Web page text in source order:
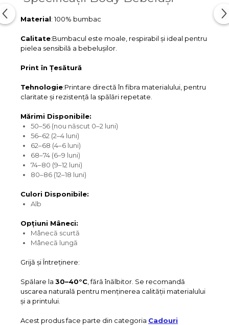
Material: 100% bumbac
Calitate:Bumbacul este moale, respirabil și ideal pentru
pielea sensibilă a bebelușilor.
Print în Țesătură
Tehnologie:Printare directă în fibra materialului, pentru
claritate și rezistență la spălări repetate.
Mărimi Disponibile:
50–56 (nou născut 0–2 luni)
56–62 (2–4 luni)
62–68 (4–6 luni)
68–74 (6–9 luni)
74–80 (9–12 luni)
80–86 (12–18 luni)
Culori Disponibile:
Alb
Opțiuni Mâneci:
Mânecă scurtă
Mânecă lungă
Grijă și Întreținere:
Spălare la 30–40°C , fără înălbitor. Se recomandă
uscarea naturală pentru menținerea calității materialului
și a printului.
Acest produs face parte din categoria Cadouri